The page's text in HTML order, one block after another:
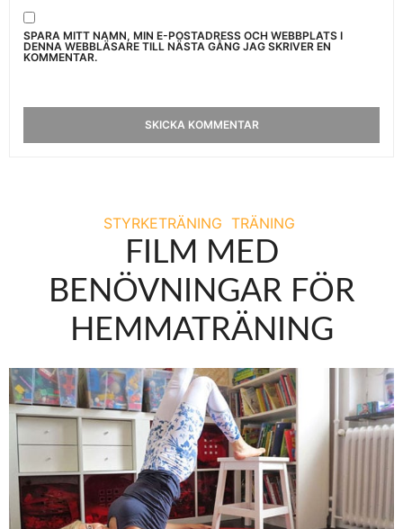
SPARA MITT NAMN, MIN E-POSTADRESS OCH WEBBPLATS I
DENNA WEBBLÄSARE TILL NÄSTA GÅNG JAG SKRIVER EN
KOMMENTAR.
STYRKETRÄNING TRÄNING
FILM MED
BENÖVNINGAR FÖR
HEMMATRÄNING